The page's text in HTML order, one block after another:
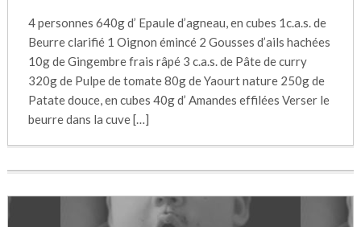
4 personnes 640g d’ Epaule d’agneau, en cubes 1c.a.s. de
Beurre clarifié 1 Oignon émincé 2 Gousses d’ails hachées
10g de Gingembre frais râpé 3 c.a.s. de Pâte de curry
320g de Pulpe de tomate 80g de Yaourt nature 250g de
Patate douce, en cubes 40g d’ Amandes effilées Verser le
beurre dans la cuve […]